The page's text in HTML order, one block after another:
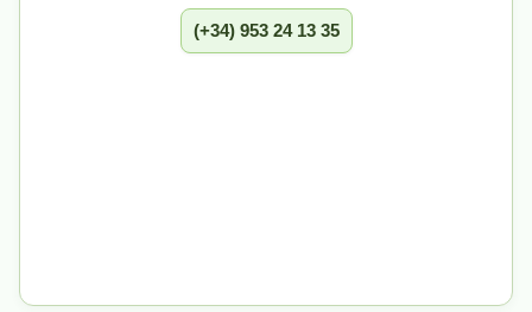
(+34) 953 24 13 35